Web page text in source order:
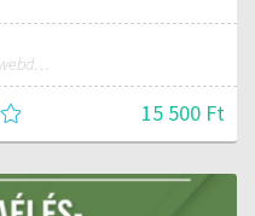
marketinges, SEO tanácsadó, webdesigner
15 500 Ft